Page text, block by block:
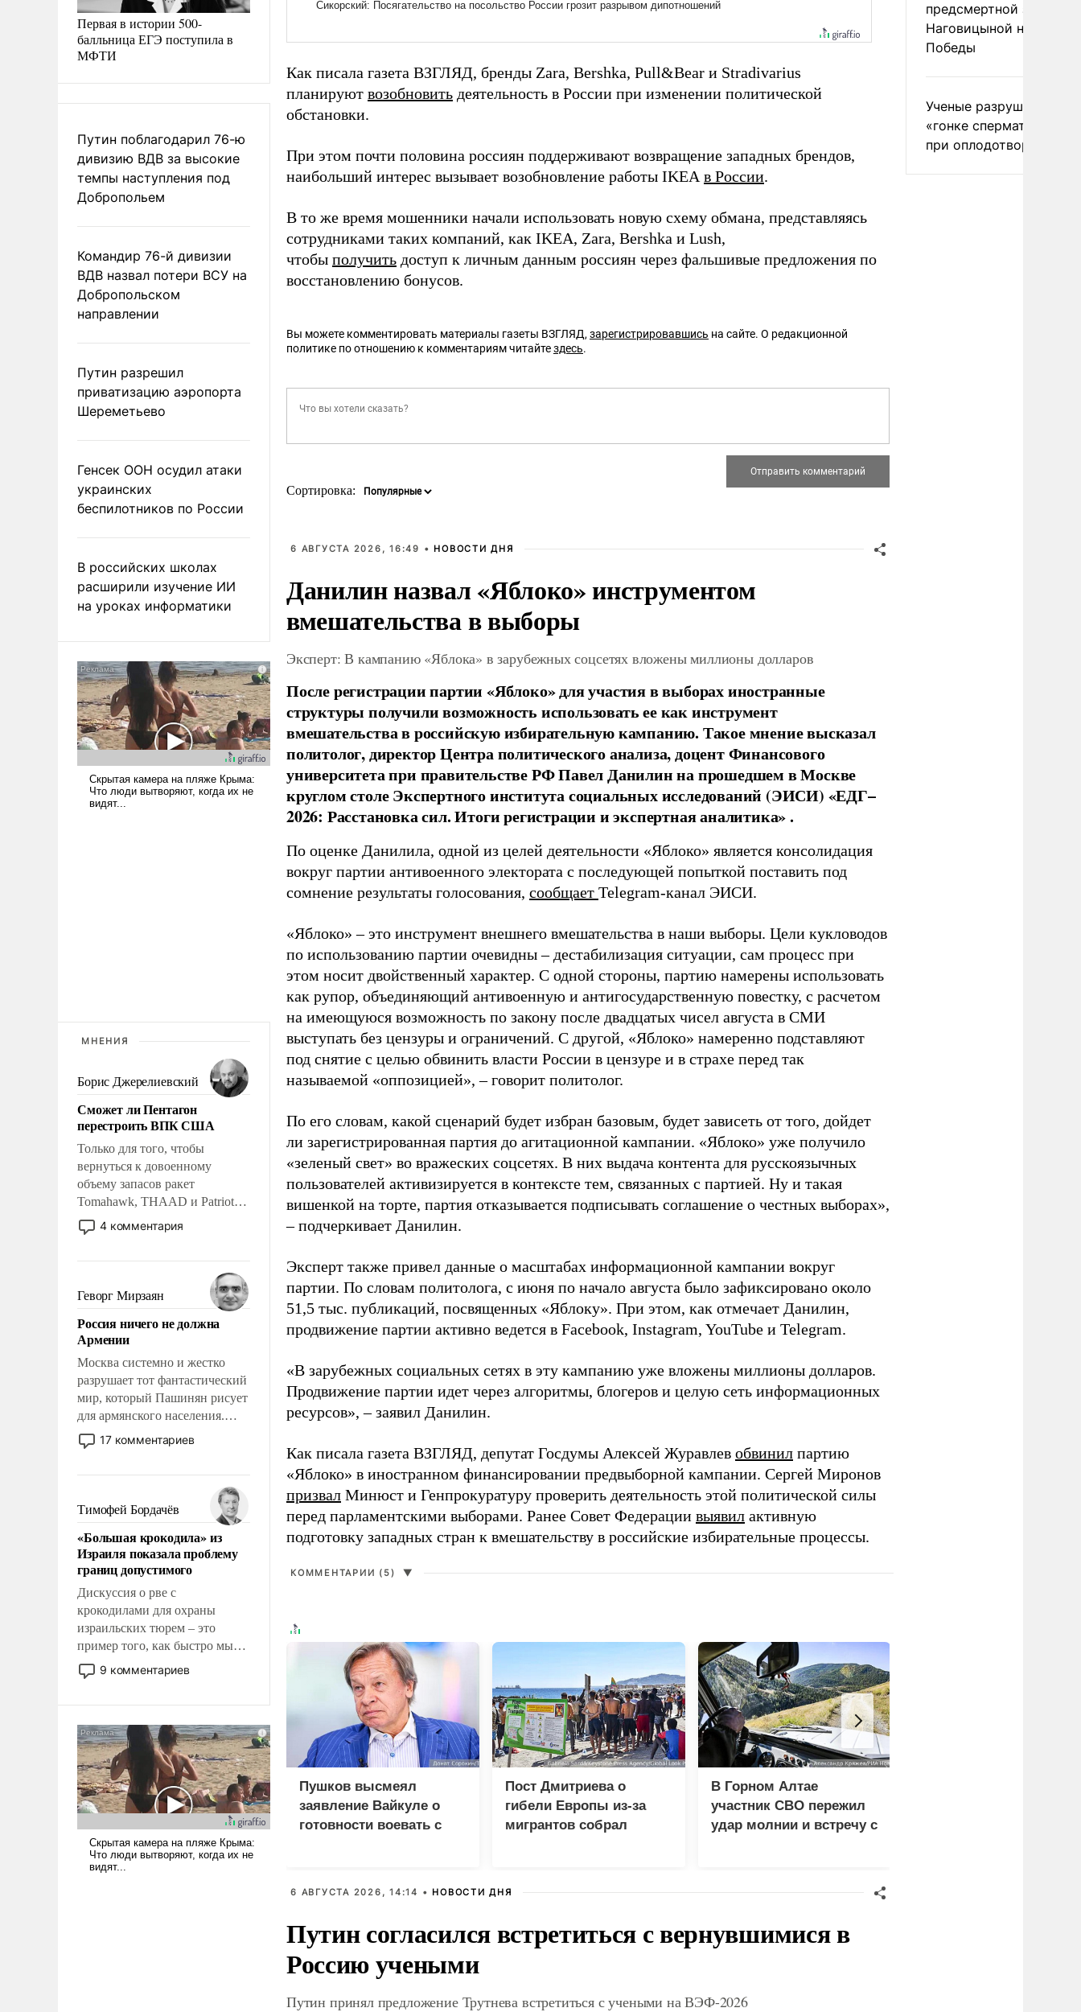
Первая в истории 500-
балльница ЕГЭ поступила в
МФТИ
Путин поблагодарил 76-ю
дивизию ВДВ за высокие
темпы наступления под
Добропольем
Командир 76-й дивизии
ВДВ назвал потери ВСУ на
Добропольском
направлении
Путин разрешил
приватизацию аэропорта
Шереметьево
Генсек ООН осудил атаки
украинских
беспилотников по России
В российских школах
расширили изучение ИИ
на уроках информатики
МНЕНИЯ
Борис Джерелиевский
Сможет ли Пентагон
перестроить ВПК США
Только для того, чтобы
вернуться к довоенному
объему запасов ракет
Tomahawk, THAAD и Patriot
США потребуется более трех
лет. Даже небольшая война с
Сложившаяся ситуация
означает многолетний период
уязвимости США, например,
перед Китаем.
4 комментария
Геворг Мирзаян
Россия ничего не должна
Армении
Москва системно и жестко
разрушает тот фантастический
мир, который Пашинян рисует
для армянского населения.
Мир, где политические
прожекты будут безусловно
налогоплательщиков и где
Еревану за свои поступки не
нужно отвечать.
17 комментариев
Тимофей Бордачёв
«Большая крокодила» из
Израиля показала проблему
границ допустимого
Дискуссия о рве с
крокодилами для охраны
израильских тюрем – это
пример того, как быстро мы
двигаемся по пути
революционных изменений.
псевдонаучной фантастики,
стало всерьез обсуждаемой
идеей.
9 комментариев
Как писала газета ВЗГЛЯД, бренды Zara, Bershka, Pull&Bear и Stradivarius
планируют возобновить деятельность в России при изменении политической
обстановки.
При этом почти половина россиян поддерживают возвращение западных брендов,
наибольший интерес вызывает возобновление работы IKEA в России.
В то же время мошенники начали использовать новую схему обмана, представляясь
сотрудниками таких компаний, как IKEA, Zara, Bershka и Lush,
чтобы получить доступ к личным данным россиян через фальшивые предложения по
восстановлению бонусов.
Вы можете комментировать материалы газеты ВЗГЛЯД, зарегистрировавшись на сайте. О редакционной
политике по отношению к комментариям читайтездесь.
Сортировка:
6 АВГУСТА 2026, 16:49 • НОВОСТИ ДНЯ
Данилин назвал «Яблоко» инструментом
вмешательства в выборы
Эксперт: В кампанию «Яблока» в зарубежных соцсетях вложены миллионы долларов
После регистрации партии «Яблоко» для участия в выборах иностранные
структуры получили возможность использовать ее как инструмент
вмешательства в российскую избирательную кампанию. Такое мнение высказал
политолог, директор Центра политического анализа, доцент Финансового
университета при правительстве РФ Павел Данилин на прошедшем в Москве
круглом столе Экспертного института социальных исследований (ЭИСИ) «ЕДГ–
2026: Расстановка сил. Итоги регистрации и экспертная аналитика» .
По оценке Данилила, одной из целей деятельности «Яблоко» является консолидация
вокруг партии антивоенного электората с последующей попыткой поставить под
сомнение результаты голосования, сообщает Telegram-канал ЭИСИ.
«Яблоко» – это инструмент внешнего вмешательства в наши выборы. Цели кукловодов
по использованию партии очевидны – дестабилизация ситуации, сам процесс при
этом носит двойственный характер. С одной стороны, партию намерены использовать
как рупор, объединяющий антивоенную и антигосударственную повестку, с расчетом
на имеющуюся возможность по закону после двадцатых чисел августа в СМИ
выступать без цензуры и ограничений. С другой, «Яблоко» намеренно подставляют
под снятие с целью обвинить власти России в цензуре и в страхе перед так
называемой «оппозицией», – говорит политолог.
По его словам, какой сценарий будет избран базовым, будет зависеть от того, дойдет
ли зарегистрированная партия до агитационной кампании. «Яблоко» уже получило
«зеленый свет» во вражеских соцсетях. В них выдача контента для русскоязычных
пользователей активизируется в контексте тем, связанных с партией. Ну и такая
вишенкой на торте, партия отказывается подписывать соглашение о честных выборах»,
– подчеркивает Данилин.
Эксперт также привел данные о масштабах информационной кампании вокруг
партии. По словам политолога, с июня по начало августа было зафиксировано около
51,5 тыс. публикаций, посвященных «Яблоку». При этом, как отмечает Данилин,
продвижение партии активно ведется в Facebook, Instagram, YouTube и Telegram.
«В зарубежных социальных сетях в эту кампанию уже вложены миллионы долларов.
Продвижение партии идет через алгоритмы, блогеров и целую сеть информационных
ресурсов», – заявил Данилин.
Как писала газета ВЗГЛЯД, депутат Госдумы Алексей Журавлев обвинил партию
«Яблоко» в иностранном финансировании предвыборной кампании. Сергей Миронов
призвал Минюст и Генпрокуратуру проверить деятельность этой политической силы
перед парламентскими выборами. Ранее Совет Федерации выявил активную
подготовку западных стран к вмешательству в российские избирательные процессы.
КОММЕНТАРИИ (5) ▼
Пушков высмеял
заявление Вайкуле о
готовности воевать с
Пост Дмитриева о
гибели Европы из-за
мигрантов собрал
В Горном Алтае
участник СВО пережил
удар молнии и встречу с
6 АВГУСТА 2026, 14:14 • НОВОСТИ ДНЯ
Путин согласился встретиться с вернувшимися в
Россию учеными
Путин принял предложение Трутнева встретиться с учеными на ВЭФ-2026
предсмертной записки
Наговицыной на пике
Победы
Ученые разрушили миф
«гонке
при оплодотворении